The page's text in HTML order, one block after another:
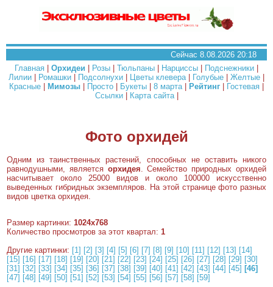
Сейчас 8.08.2026 20:18
Главная
Орхидеи Розы Тюльпаны Нарциссы Подснежники
Лилии
Ромашки Подсолнухи Цветы клевера| Голубые Желтые
Красные
Мимозы Просто Букеты 8 марта| Рейтинг Гостевая
Ссылки| Карта сайта|
Фото орхидей
Одним из таинственных растений, способных не оставить никого
равнодушными, является орхидея. Семейство природных орхидей
насчитывает около 25000 видов и около 100000 искусственно
выведенных гибридных экземпляров. На этой странице фото разных
видов цветка орхидея.
Размер картинки: 1024x768
Количество просмотров за этот квартал: 1
Другие картинки: [1] [2] [3] [4] [5] [6] [7] [8] [9] [10] [11] [12] [13] [14]
[15] [16] [17] [18] [19] [20] [21] [22] [23] [24] [25] [26] [27] [28] [29] [30]
[31] [32] [33] [34] [35] [36] [37] [38] [39] [40] [41] [42] [43] [44] [45] [46]
[47] [48] [49] [50] [51] [52] [53] [54] [55] [56] [57] [58] [59]